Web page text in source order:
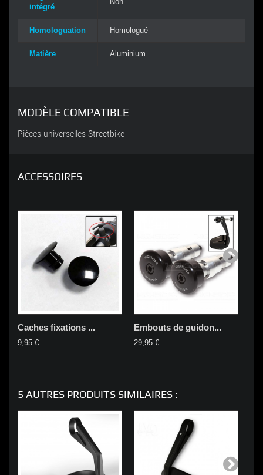
intégré
Homologuation Homologué
Matière Aluminium
MODÈLE COMPATIBLE
Pièces universelles Streetbike
ACCESSOIRES
Caches fixations ...
9,95 €
Embouts de guidon...
29,95 €
5 AUTRES PRODUITS SIMILAIRES :